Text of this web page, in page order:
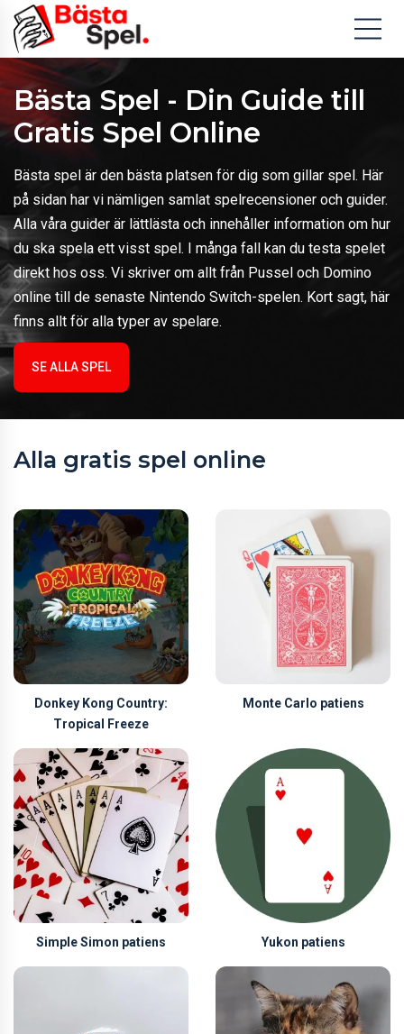
Bästa Spel - Din Guide till
Gratis Spel Online
Bästa spel är den bästa platsen för dig som gillar spel. Här
på sidan har vi nämligen samlat spelrecensioner och guider.
Alla våra guider är lättlästa och innehåller information om hur
du ska spela ett visst spel. I många fall kan du testa spelet
direkt hos oss. Vi skriver om allt från Pussel och Domino
online till de senaste Nintendo Switch-spelen. Kort sagt, här
finns allt för alla typer av spelare.
SE ALLA SPEL
Alla gratis spel online
Donkey Kong Country:
Tropical Freeze
Monte Carlo patiens
Simple Simon patiens Yukon patiens